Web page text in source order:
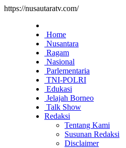
https://nusautaratv.com/
Home
Nusantara
Ragam
Nasional
Parlementaria
TNI-POLRI
Edukasi
Jelajah Borneo
Talk Show
Redaksi
Tentang Kami
Susunan Redaksi
Disclaimer